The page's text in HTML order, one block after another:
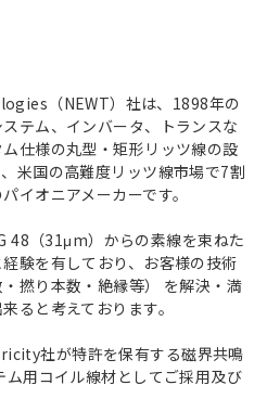
（NEWT）社は、1898年の
テム、インバータ、トランスな
仕様の丸型・矩形リッツ線の設
米国の高難度リッツ線市場で7割
イオニアメーカーです。
48（31μm）からの素線を束ねた
験を有しており、お客様の技術
撚り本数・絶縁等） を解決・満
ると考えております。
社が特許を保有する磁界共鳴
用コイル線材としてご採用及び